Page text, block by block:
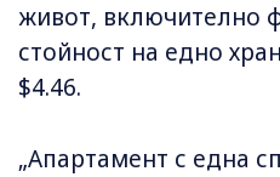
живот, включително
стойност на едно
$4.46.
„Апартамент с една